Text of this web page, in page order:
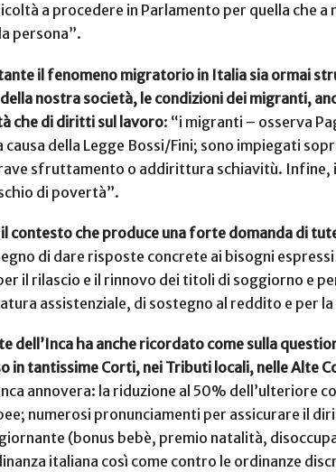
a procedere in Parlamento per quella che
persona”.
il fenomeno migratorio in Italia sia ormai
nostra società, le condizioni dei migranti,
che di diritti sul lavoro: “i migranti – osserva
della Legge Bossi/Fini; sono impiegati
sfruttamento o addirittura schiavitù. Infine,
di povertà”.
il contesto che produce una forte domanda di
di dare risposte concrete ai bisogni
il rilascio e il rinnovo dei titoli di soggiorno e
assistenziale, di sostegno al reddito e per
dell’Inca ha anche ricordato come sulla
in tantissime Corti, nei Tributi locali, nelle Alte
annovera: la riduzione al 50% dell’ulteriore
numerosi pronunciamenti per assicurare il
(bonus bebè, premio natalità,
italiana così come contro le ordinanze